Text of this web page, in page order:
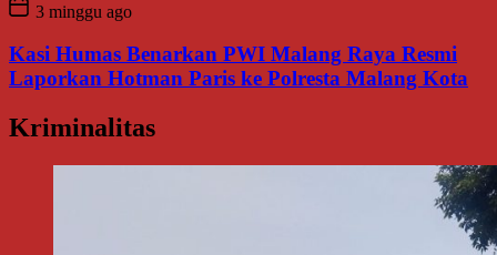
3 minggu ago
Kasi Humas Benarkan PWI Malang Raya Resmi
Laporkan Hotman Paris ke Polresta Malang Kota
Kriminalitas